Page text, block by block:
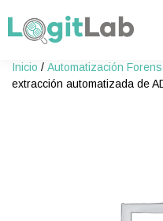
SkipInicio / Automatización
extracción automatizada de